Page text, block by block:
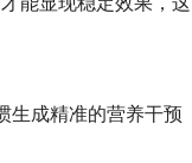
生成精准的营养干预